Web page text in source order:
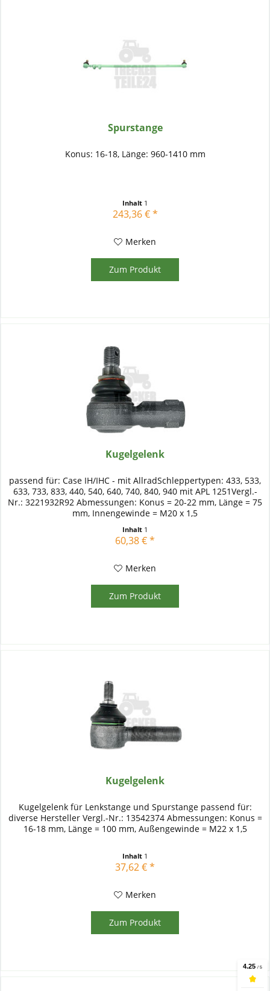
Spurstange
Konus: 16-18, Länge: 960-1410 mm
Inhalt 1
243,36 € *
Merken
Zum Produkt
Kugelgelenk
passend für: Case IH/IHC - mit AllradSchleppertypen: 433, 533,
633, 733, 833, 440, 540, 640, 740, 840, 940 mit APL 1251Vergl.-
Nr.: 3221932R92 Abmessungen: Konus = 20-22 mm, Länge = 75
mm, Innengewinde = M20 x 1,5
Inhalt 1
60,38 € *
Merken
Zum Produkt
Kugelgelenk
Kugelgelenk für Lenkstange und Spurstange passend für:
diverse Hersteller Vergl.-Nr.: 13542374 Abmessungen: Konus =
16-18 mm, Länge = 100 mm, Außengewinde = M22 x 1,5
Inhalt 1
37,62 € *
Merken
Zum Produkt